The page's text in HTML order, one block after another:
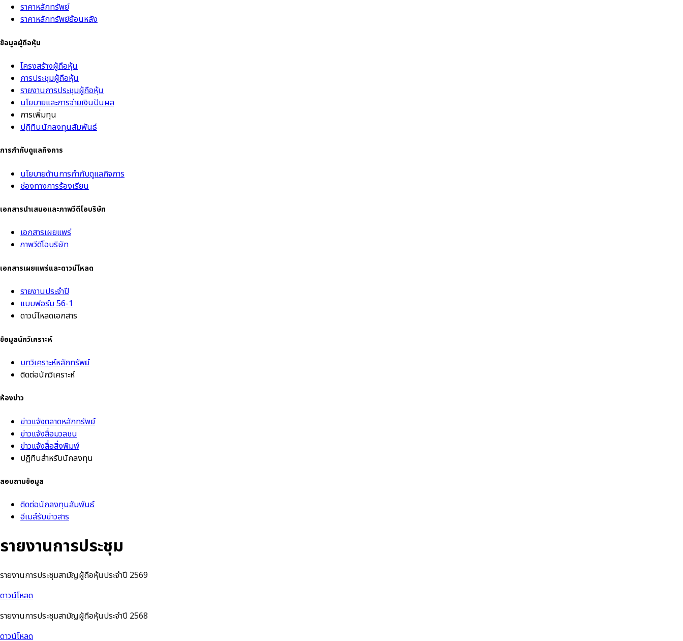
ราคาหลักทรัพย์
ราคาหลักทรัพย์ย้อนหลัง
ข้อมูลผู้ถือหุ้น
โครงสร้างผู้ถือหุ้น
การประชุมผู้ถือหุ้น
รายงานการประชุมผู้ถือหุ้น
นโยบายและการจ่ายเงินปันผล
การเพิ่มทุน
ปฏิทินนักลงทุนสัมพันธ์
การกำกับดูแลกิจการ
นโยบายด้านการกำกับดูแลกิจการ
ช่องทางการร้องเรียน
เอกสารนำเสนอและภาพวีดีโอบริษัท
เอกสารเผยแพร่
ภาพวีดีโอบริษัท
เอกสารเผยแพร่และดาวน์โหลด
รายงานประจำปี
แบบฟอร์ม 56-1
ดาวน์โหลดเอกสาร
ข้อมูลนักวิเคราะห์
บทวิเคราะห์หลักทรัพย์
ติดต่อนักวิเคราะห์
ห้องข่าว
ข่าวแจ้งตลาดหลักทรัพย์
ข่าวแจ้งสื่อมวลชน
ข่าวแจ้งสื่อสิ่งพิมพ์
ปฏิทินสำหรับนักลงทุน
สอบถามข้อมูล
ติดต่อนักลงทุนสัมพันธ์
อีเมล์รับข่าวสาร
รายงานการประชุม
รายงานการประชุมสามัญผู้ถือหุ้นประจำปี 2569
ดาวน์โหลด
รายงานการประชุมสามัญผู้ถือหุ้นประจำปี 2568
ดาวน์โหลด